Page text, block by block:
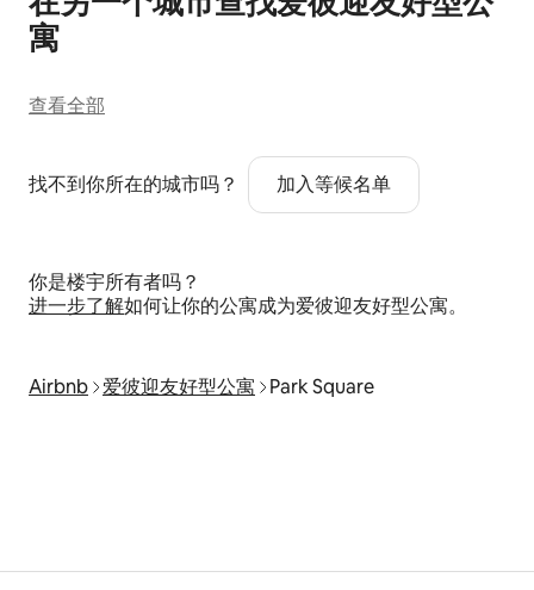
寓
查看全部
找不到你所在的城市吗？ 加入等候名单
你是楼宇所有者吗？
进一步了解如何让你的公寓成为爱彼迎友好型公寓。
Airbnb 爱彼迎友好型公寓 Park Square